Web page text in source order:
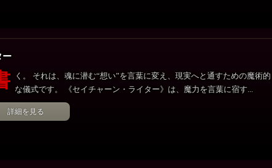
ー
く。 それは、魂に潜む“想い”を言葉に変え、現実へと通すための魔術的
な儀式です。 《セイチャーン・ライター》は、魔力を言葉に宿す...
詳細を見る